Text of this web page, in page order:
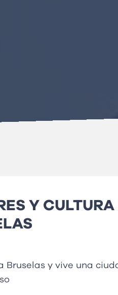
Y CULTURA
Bruselas y vive una